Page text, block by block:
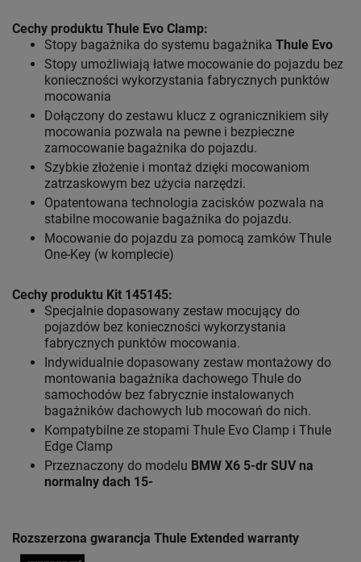
Cechy produktu Thule Evo Clamp:
Stopy bagażnika do systemu bagażnika Thule Evo
Stopy umożliwiają łatwe mocowanie do pojazdu bez
konieczności wykorzystania fabrycznych punktów
mocowania
Dołączony do zestawu klucz z ogranicznikiem siły
mocowania pozwala na pewne i bezpieczne
zamocowanie bagażnika do pojazdu.
Szybkie złożenie i montaż dzięki mocowaniom
zatrzaskowym bez użycia narzędzi.
Opatentowana technologia zacisków pozwala na
stabilne mocowanie bagażnika do pojazdu.
Mocowanie do pojazdu za pomocą zamków Thule
One-Key (w komplecie)
Cechy produktu Kit 145145:
Specjalnie dopasowany zestaw mocujący do
pojazdów bez konieczności wykorzystania
fabrycznych punktów mocowania.
Indywidualnie dopasowany zestaw montażowy do
montowania bagażnika dachowego Thule do
samochodów bez fabrycznie instalowanych
bagażników dachowych lub mocowań do nich.
Kompatybilne ze stopami Thule Evo Clamp i Thule
Edge Clamp
Przeznaczony do modelu BMW X6 5-dr SUV na
normalny dach 15-
Rozszerzona gwarancja Thule Extended warranty